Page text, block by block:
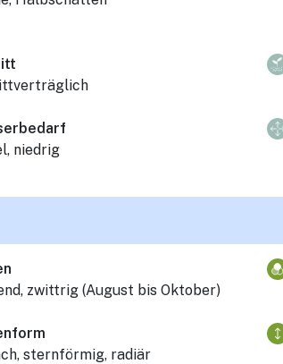
niedrig
zwittrig (August bis Oktober)
sternförmig, radiär